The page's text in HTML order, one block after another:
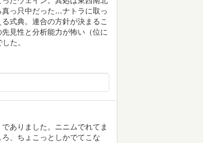
っ只中だった…ナトラに取っ
式典。連合の方針が決まるこ
見性と分析能力が怖い（位に
た。
ありました。ニニムでれてま
、ちょこっとしかでてこな